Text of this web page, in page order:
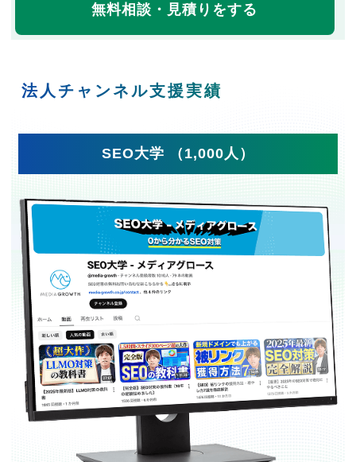
無料相談・見積りをする
法人チャンネル支援実績
SEO大学 （1,000人）